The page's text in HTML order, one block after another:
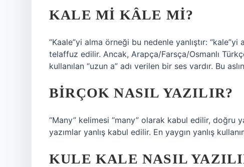
KALE MI KÂLE MI?
“Kaale”yi alma örneği bu nedenle yanlıştır:
telaffuz edilir. Ancak, Arapça/Farsça/Osmanlı
kullanılan “uzun a” adı verilen bir ses vardır. Bu
BIRÇOK NASIL YAZILIR?
“Many” kelimesi “many” olarak kabul edilir, doğru
yazımlar yanlış kabul edilir. En yaygın yanlış
KULE KALE NASIL